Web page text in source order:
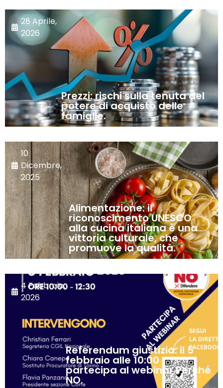
28 Aprile,
2026
Prezzi: rischi sulla tenuta del
potere di acquisto delle
famiglie.
10
Dicembre,
2025
Alimentazione: il
riconoscimento UNESCO
alla cucina italiana è una
vittoria culturale, che
promuove la qualità.
4 Febbraio,
2026
Referendum giustizia: il 5
febbraio alle 10:00
partecipa al webinar Perché
NO.